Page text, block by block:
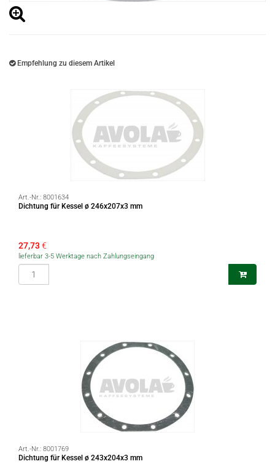
Empfehlung zu diesem Artikel
Art.-Nr.: 8001634
Dichtung für Kessel ø 246x207x3 mm
27,73€
lieferbar 3-5 Werktage nach Zahlungseingang
Art.-Nr.: 8001769
Dichtung für Kessel ø 243x204x3 mm